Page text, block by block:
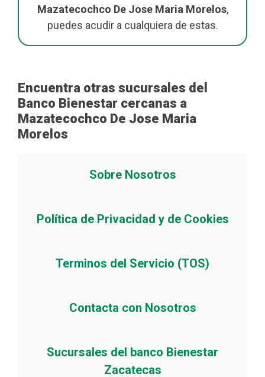
Mazatecochco De Jose Maria Morelos,
puedes acudir a cualquiera de estas.
Encuentra otras sucursales del
Banco Bienestar cercanas a
Mazatecochco De Jose Maria
Morelos
Sobre Nosotros
Política de Privacidad y de Cookies
Terminos del Servicio (TOS)
Contacta con Nosotros
Sucursales del banco Bienestar
Zacatecas